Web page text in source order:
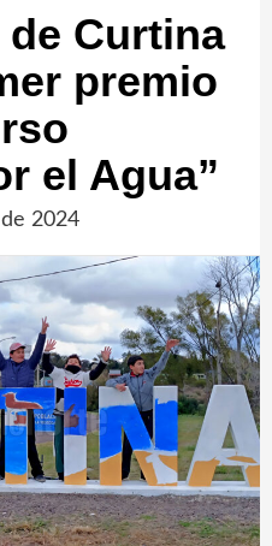
Curtina
premio
el Agua”
2024